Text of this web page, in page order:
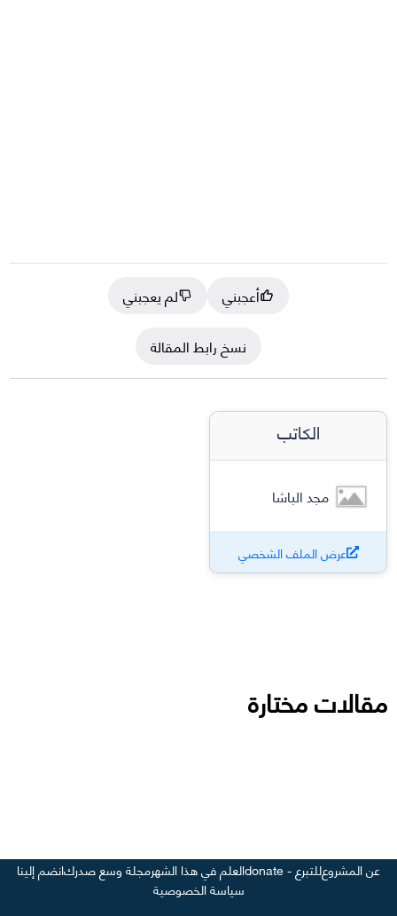
أعجبني
لم يعجبني
نسخ رابط المقالة
الكاتب
مجد الباشا
عرض الملف الشخصي
مقالات مختارة
عن المشروعللتبرع - donate العلم في هذا الشهرمجلة وسع صدركانضم إلينا
سياسة الخصوصية